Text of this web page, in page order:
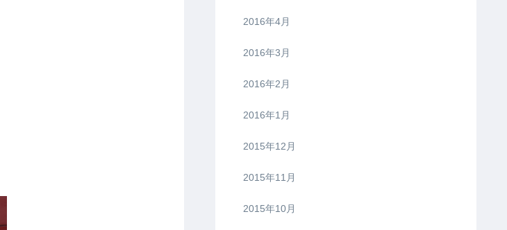
2016年4月
2016年3月
2016年2月
2016年1月
2015年12月
2015年11月
2015年10月